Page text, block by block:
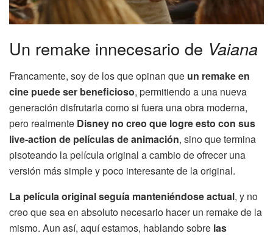
Un remake innecesario de Vaiana
Francamente, soy de los que opinan que un remake en
cine puede ser beneficioso, permitiendo a una nueva
generación disfrutarla como si fuera una obra moderna,
pero realmente Disney no creo que logre esto con sus
live-action de películas de animación, sino que termina
pisoteando la película original a cambio de ofrecer una
versión más simple y poco interesante de la original.
La película original seguía manteniéndose actual, y no
creo que sea en absoluto necesario hacer un remake de la
mismo. Aun así, aquí estamos, hablando sobre las